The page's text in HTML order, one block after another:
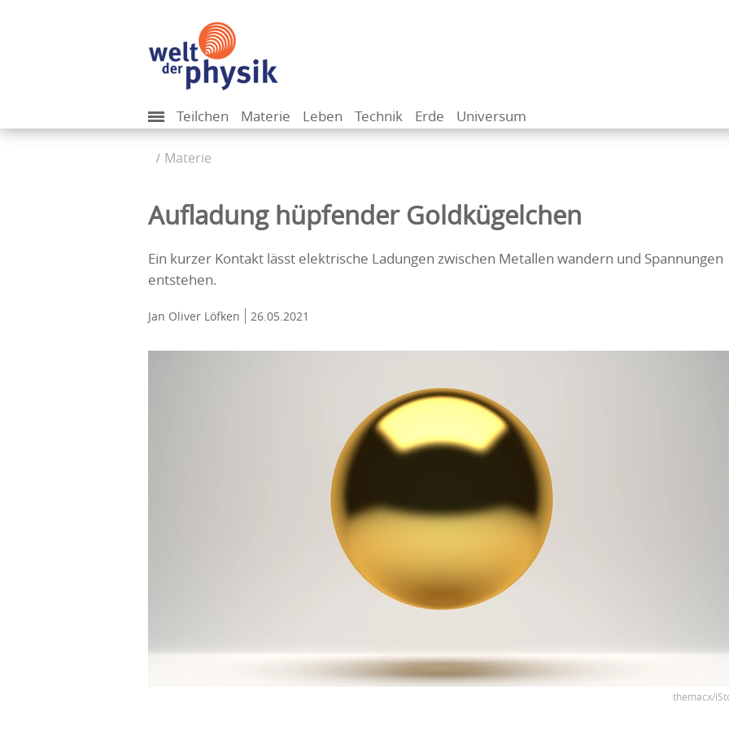
Teilchen Materie Leben Technik Erde Universum
Materie
Aufladung hüpfender Goldkügelchen
Ein kurzer Kontakt lässt elektrische Ladungen zwischen Metallen wandern und Spannungen
entstehen.
Jan Oliver Löfken 26.05.2021
themacx/